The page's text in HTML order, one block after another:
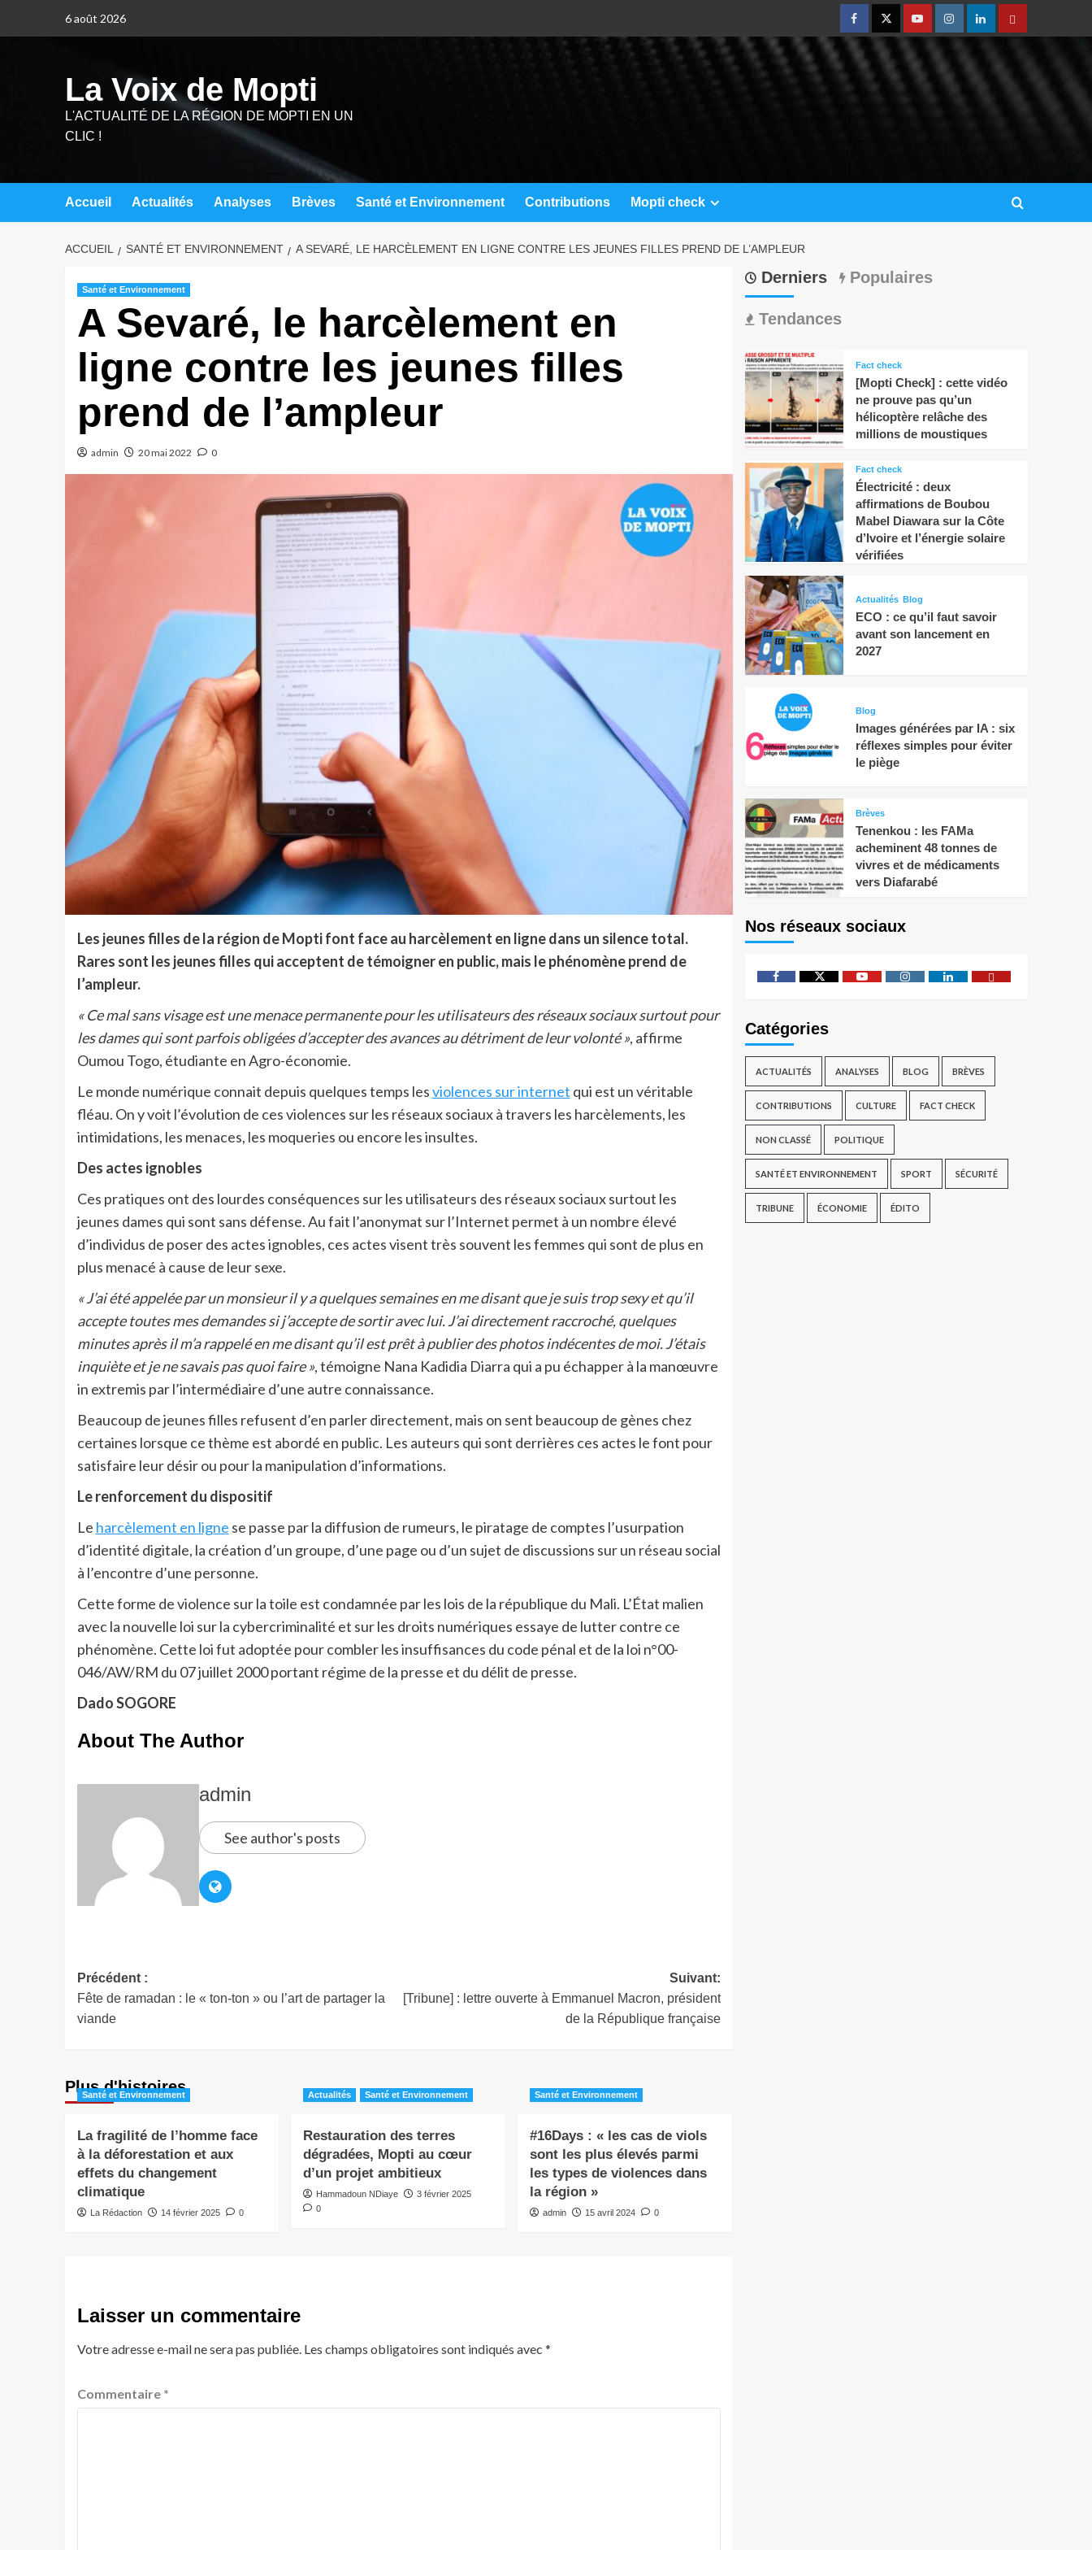
6 août 2026
La Voix de Mopti
L'ACTUALITÉ DE LA RÉGION DE MOPTI EN UN
CLIC !
Accueil Actualités Analyses Brèves Santé et Environnement Contributions Mopti check
ACCUEIL SANTÉ ET ENVIRONNEMENT A SEVARÉ, LE HARCÈLEMENT EN LIGNE CONTRE LES JEUNES FILLES PREND DE L’AMPLEUR
Santé et Environnement
A Sevaré, le harcèlement en
ligne contre les jeunes filles
prend de l’ampleur
admin 20 mai 2022 0
Les jeunes filles de la région de Mopti font face au harcèlement en ligne dans un silence total.
Rares sont les jeunes filles qui acceptent de témoigner en public, mais le phénomène prend de
l’ampleur.
« Ce mal sans visage est une menace permanente pour les utilisateurs des réseaux sociaux surtout pour
les dames qui sont parfois obligées d’accepter des avances au détriment de leur volonté », affirme
Oumou Togo, étudiante en Agro-économie.
Le monde numérique connait depuis quelques temps lesviolences sur internet qui est un véritable
fléau. On y voit l’évolution de ces violences sur les réseaux sociaux à travers les harcèlements, les
intimidations, les menaces, les moqueries ou encore les insultes.
Des actes ignobles
Ces pratiques ont des lourdes conséquences sur les utilisateurs des réseaux sociaux surtout les
jeunes dames qui sont sans défense. Au fait l’anonymat sur l’Internet permet à un nombre élevé
d’individus de poser des actes ignobles, ces actes visent très souvent les femmes qui sont de plus en
plus menacé à cause de leur sexe.
« J’ai été appelée par un monsieur il y a quelques semaines en me disant que je suis trop sexy et qu’il
accepte toutes mes demandes si j’accepte de sortir avec lui. J’ai directement raccroché, quelques
minutes après il m’a rappelé en me disant qu’il est prêt à publier des photos indécentes de moi. J’étais
inquiète et je ne savais pas quoi faire », témoigne Nana Kadidia Diarra qui a pu échapper à la manœuvre
in extremis par l’intermédiaire d’une autre connaissance.
Beaucoup de jeunes filles refusent d’en parler directement, mais on sent beaucoup de gènes chez
certaines lorsque ce thème est abordé en public. Les auteurs qui sont derrières ces actes le font pour
satisfaire leur désir ou pour la manipulation d’informations.
Le renforcement du dispositif
Le harcèlement en ligne se passe par la diffusion de rumeurs, le piratage de comptes l’usurpation
d’identité digitale, la création d’un groupe, d’une page ou d’un sujet de discussions sur un réseau social
à l’encontre d’une personne.
Cette forme de violence sur la toile est condamnée par les lois de la république du Mali. L’État malien
avec la nouvelle loi sur la cybercriminalité et sur les droits numériques essaye de lutter contre ce
phénomène. Cette loi fut adoptée pour combler les insuffisances du code pénal et de la loi n°00-
046/AW/RM du 07 juillet 2000 portant régime de la presse et du délit de presse.
Dado SOGORE
About The Author
admin
See author's posts
Précédent :
Fête de ramadan : le « ton-ton » ou l’art de partager la
viande
Suivant:
[Tribune] : lettre ouverte à Emmanuel Macron, président
de la République française
Plus d'histoires
Santé et Environnement
La fragilité de l’homme face
à la déforestation et aux
effets du changement
climatique
La Rédaction 14 février 2025 0
Actualités Santé et Environnement
Restauration des terres
dégradées, Mopti au cœur
d’un projet ambitieux
Hammadoun NDiaye
3 février 2025
0
Santé et Environnement
#16Days : « les cas de viols
sont les plus élevés parmi
les types de violences dans
la région »
admin 15 avril 2024 0
Laisser un commentaire
Votre adresse e-mail ne sera pas publiée. Les champs obligatoires sont indiqués avec *
Commentaire *
Derniers Populaires
Tendances
Fact check
[Mopti Check] : cette vidéo
ne prouve pas qu’un
hélicoptère relâche des
millions de moustiques
Fact check
Électricité : deux
affirmations de Boubou
Mabel Diawara sur la Côte
d’Ivoire et l’énergie solaire
vérifiées
Actualités Blog
ECO : ce qu’il faut savoir
avant son lancement en
2027
Blog
Images générées par IA : six
réflexes simples pour éviter
le piège
Brèves
Tenenkou : les FAMa
acheminent 48 tonnes de
vivres et de médicaments
vers Diafarabé
Nos réseaux sociaux
Catégories
ACTUALITÉS ANALYSES BLOG BRÈVES
CONTRIBUTIONS CULTURE FACT CHECK
NON CLASSÉ POLITIQUE
SANTÉ ET ENVIRONNEMENT SPORT SÉCURITÉ
TRIBUNE ÉCONOMIE ÉDITO